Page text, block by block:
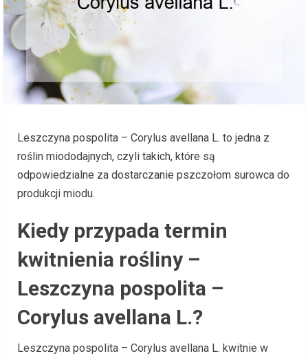
Leszczyna pospolita – Corylus avellana L. to jedna z
roślin miododajnych, czyli takich, które są
odpowiedzialne za dostarczanie pszczołom surowca do
produkcji miodu.
Kiedy przypada termin
kwitnienia rośliny –
Leszczyna pospolita –
Corylus avellana L.?
Leszczyna pospolita – Corylus avellana L. kwitnie w